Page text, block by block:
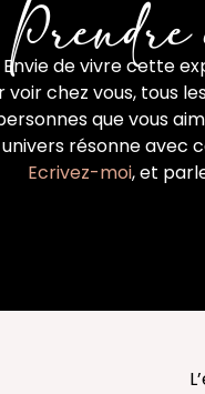
Prendre
Envie de vivre cette
voir chez vous, tous
que vous
résonne avec
Ecrivez-moi, et